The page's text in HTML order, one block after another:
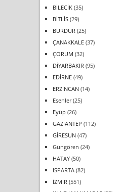
BİLECİK (35)
BİTLİS (29)
BURDUR (25)
ÇANAKKALE (37)
ÇORUM (32)
DİYARBAKIR (95)
EDİRNE (49)
ERZİNCAN (14)
Esenler(25)
Eyüp (26)
GAZİANTEP (112)
GİRESUN (47)
Güngören (24)
HATAY (50)
ISPARTA (82)
İZMİR (551)